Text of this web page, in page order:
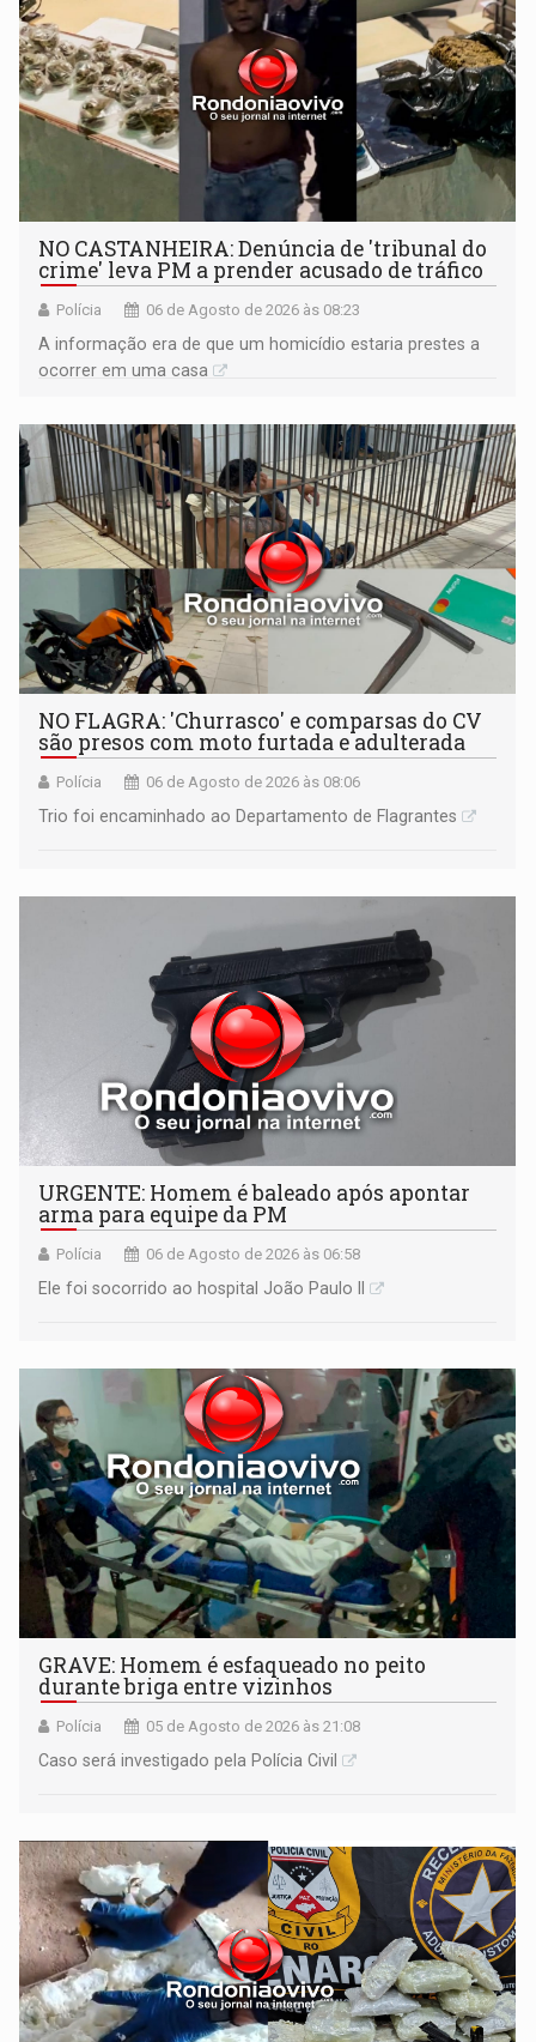
NO CASTANHEIRA: ​Denúncia de 'tribunal do
crime' leva PM a prender acusado de tráfico
Polícia 06 de Agosto de 2026 às 08:23
A informação era de que um homicídio estaria prestes a
ocorrer em uma casa
NO FLAGRA: 'Churrasco' e comparsas do CV
são presos com moto furtada e adulterada
Polícia 06 de Agosto de 2026 às 08:06
Trio foi encaminhado ao Departamento de Flagrantes
URGENTE: Homem é baleado após apontar
arma para equipe da PM
Polícia 06 de Agosto de 2026 às 06:58
Ele foi socorrido ao hospital João Paulo II
GRAVE: Homem é esfaqueado no peito
durante briga entre vizinhos
Polícia 05 de Agosto de 2026 às 21:08
Caso será investigado pela Polícia Civil